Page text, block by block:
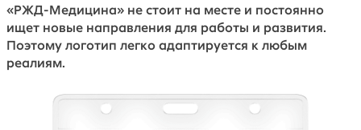
«РЖД-Медицина» не стоит на месте и постоянно
ищет новые направления для работы и развития.
Поэтому логотип легко адаптируется к любым
реалиям.